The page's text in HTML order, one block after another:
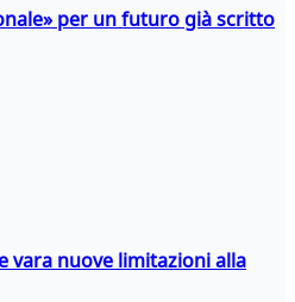
per un futuro già scritto
vara nuove limitazioni alla